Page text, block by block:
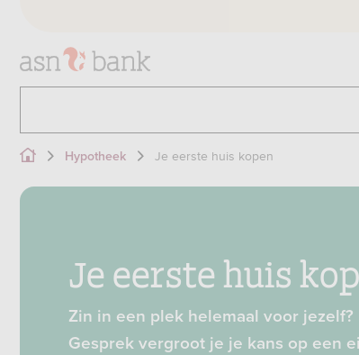
Hypotheek Je eerste huis kopen
Je eerste huis
Zin in een plek helemaal voor
Gesprek vergroot je je kans op een